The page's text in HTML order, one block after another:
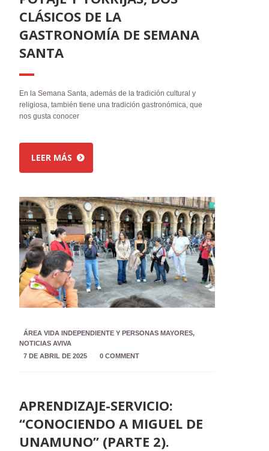
CLÁSICOS DE LA
GASTRONOMÍA DE SEMANA
SANTA
En la Semana Santa, además de la tradición cultural y
religiosa, también tiene una tradición gastronómica, que
nos gusta conocer
LEER MÁS
ÁREA VIDA INDEPENDIENTE Y PERSONAS MAYORES,
NOTICIAS AVIVA
7 DE ABRIL DE 2025
0 COMMENT
APRENDIZAJE-SERVICIO:
“CONOCIENDO A MIGUEL DE
UNAMUNO” (PARTE 2).